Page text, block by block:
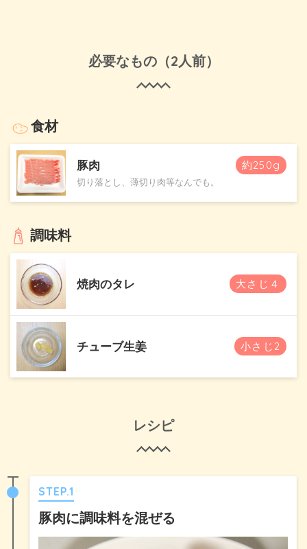
必要なもの（2人前）
食材
豚肉 約250g
切り落とし、薄切り肉等なんでも。
調味料
焼肉のタレ 大さじ４
チューブ生姜 小さじ2
レシピ
STEP.1
豚肉に調味料を混ぜる